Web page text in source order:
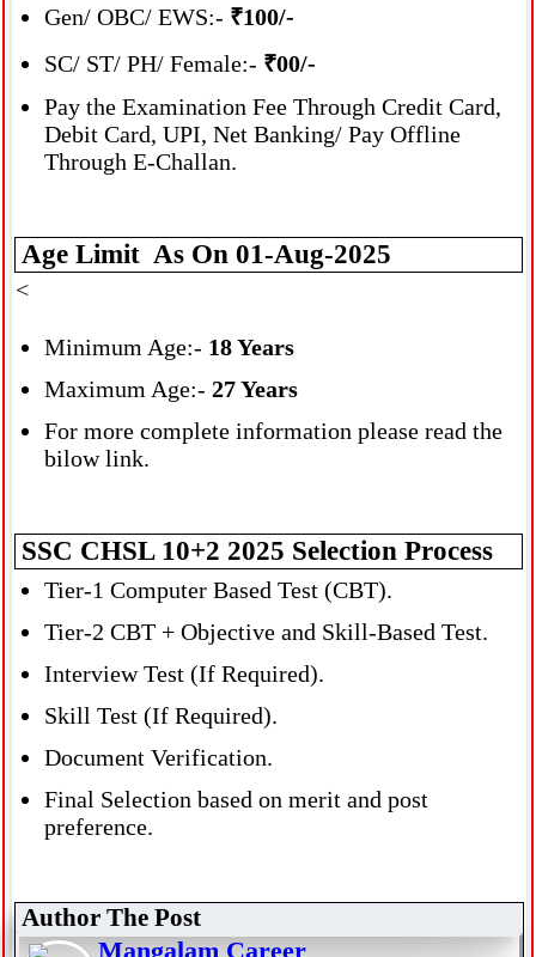
Gen/ OBC/ EWS:- ₹100/-
SC/ ST/ PH/ Female:- ₹00/-
Pay the Examination Fee Through Credit Card,
Debit Card, UPI, Net Banking/ Pay Offline
Through E-Challan.
Age Limit As On 01-Aug-2025
<
Minimum Age:- 18 Years
Maximum Age:-27 Years
For more complete information please read the
bilow link.
SSC CHSL 10+2 2025 Selection Process
Tier-1 Computer Based Test (CBT).
Tier-2 CBT + Objective and Skill-Based Test.
Interview Test (If Required).
Skill Test (If Required).
Document Verification.
Final Selection based on merit and post
preference.
Author The Post
Mangalam Career